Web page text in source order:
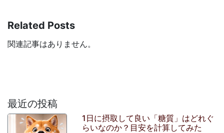
Related Posts
関連記事はありません。
最近の投稿
1日に摂取して良い「糖質」はどれぐ
らいなのか？目安を計算してみた